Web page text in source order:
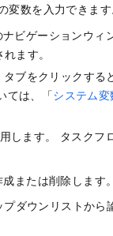
数を入力できます
ビゲーションウィ
ます。
タブをクリックする
ては、「システム変
します。 タスクフ
または削除します。
ダウンリストから